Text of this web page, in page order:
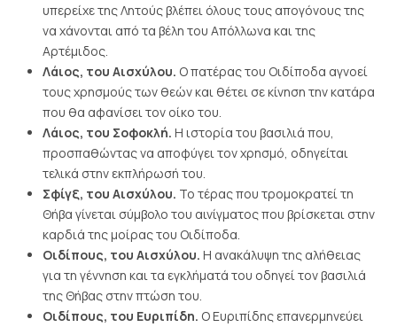
υπερείχε της Λητούς βλέπει όλους τους απογόνους της
να χάνονται από τα βέλη του Απόλλωνα και της
Αρτέμιδος.
Λάιος, του Αισχύλου. Ο πατέρας του Οιδίποδα αγνοεί
τους χρησμούς των θεών και θέτει σε κίνηση την κατάρα
που θα αφανίσει τον οίκο του.
Λάιος, του Σοφοκλή. Η ιστορία του βασιλιά που,
προσπαθώντας να αποφύγει τον χρησμό, οδηγείται
τελικά στην εκπλήρωσή του.
Σφίγξ, του Αισχύλου. Το τέρας που τρομοκρατεί τη
Θήβα γίνεται σύμβολο του αινίγματος που βρίσκεται στην
καρδιά της μοίρας του Οιδίποδα.
Οιδίπους, του Αισχύλου. Η ανακάλυψη της αλήθειας
για τη γέννηση και τα εγκλήματά του οδηγεί τον βασιλιά
της Θήβας στην πτώση του.
Οιδίπους, του Ευριπίδη. Ο Ευριπίδης επανερμηνεύει